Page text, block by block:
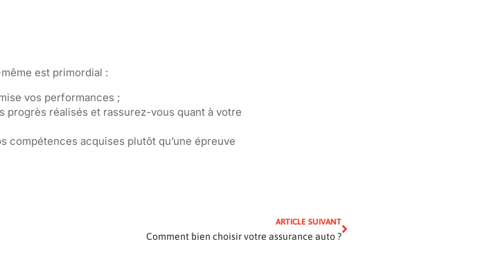
est primordial :
vos performances ;
progrès réalisés et rassurez-vous quant à votre
compétences acquises plutôt qu’une épreuve
ARTICLE SUIVANT
Comment bien choisir votre assurance auto ?